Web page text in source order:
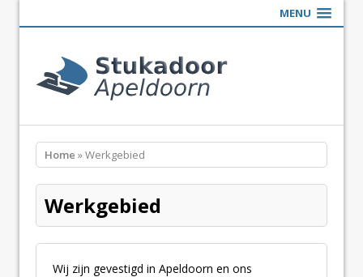
MENU
Home » Werkgebied
Werkgebied
Wij zijn gevestigd in Apeldoorn en ons